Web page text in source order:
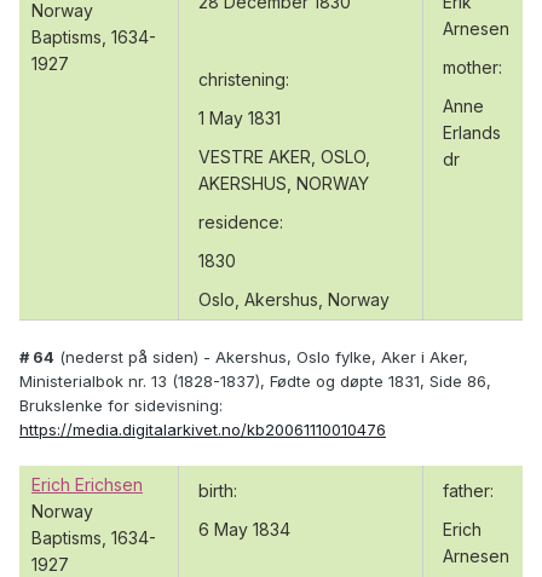
Norway
Baptisms, 1634-
1927
christening:
1 May 1831
VESTRE AKER, OSLO,
AKERSHUS, NORWAY
residence:
1830
Oslo, Akershus, Norway
Arnesen
mother:
Anne
Erlands
dr
# 64 (nederst på siden) - Akershus, Oslo fylke, Aker i Aker,
Ministerialbok nr. 13 (1828-1837), Fødte og døpte 1831, Side 86,
Brukslenke for sidevisning:
https://media.digitalarkivet.no/kb20061110010476
Erich Erichsen
Norway
Baptisms, 1634-
1927
birth:
6 May 1834
father:
Erich
Arnesen